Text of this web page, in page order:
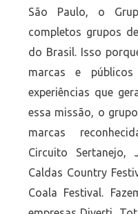
São Paulo, o
completos grupos
do Brasil. Isso
marcas e
experiências que
essa missão, o
marcas
Circuito Sertanejo,
Caldas Country
Coala Festival.